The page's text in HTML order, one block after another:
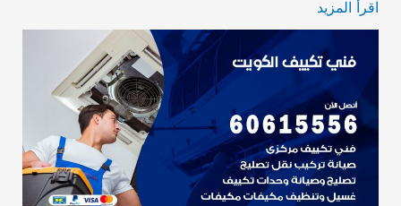
اقرأ المزيد